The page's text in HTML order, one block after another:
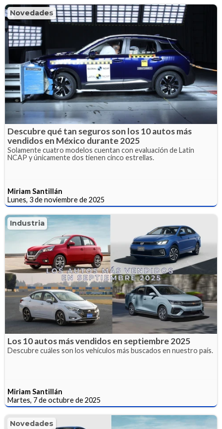
Novedades
Descubre qué tan seguros son los 10 autos más
vendidos en México durante 2025
Solamente cuatro modelos cuentan con evaluación de Latin
NCAP y únicamente dos tienen cinco estrellas.
Miriam Santillán
Lunes, 3 de noviembre de 2025
Industria
Los 10 autos más vendidos en septiembre 2025
Descubre cuáles son los vehículos más buscados en nuestro país.
Miriam Santillán
Martes, 7 de octubre de 2025
Novedades